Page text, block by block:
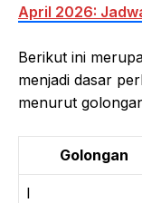
April 2026:
Berikut ini
menjadi dasar
menurut
Golongan
I